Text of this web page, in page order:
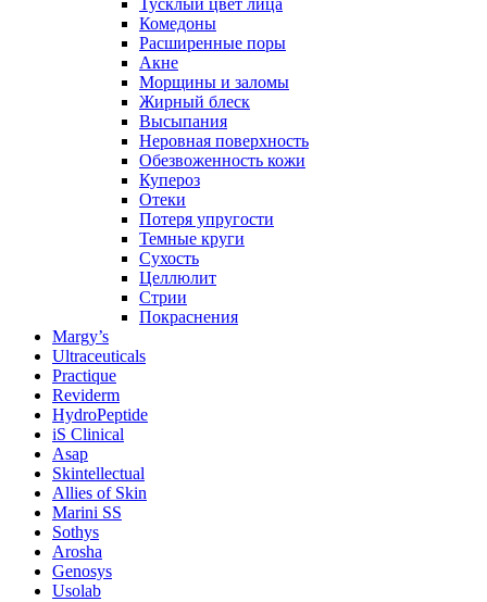
Тусклый цвет лица
Комедоны
Расширенные поры
Акне
Морщины и заломы
Жирный блеск
Высыпания
Неровная поверхность
Обезвоженность кожи
Купероз
Отеки
Потеря упругости
Темные круги
Сухость
Целлюлит
Стрии
Покраснения
Margy’s
Ultraceuticals
Practique
Reviderm
HydroPeptide
iS Clinical
Asap
Skintellectual
Allies of Skin
Marini SS
Sothys
Arosha
Genosys
Usolab